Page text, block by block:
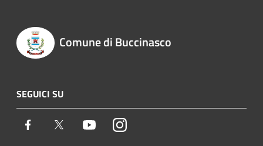
Comune di Buccinasco
SEGUICI SU
Facebook Twitter YoutubeInstagram